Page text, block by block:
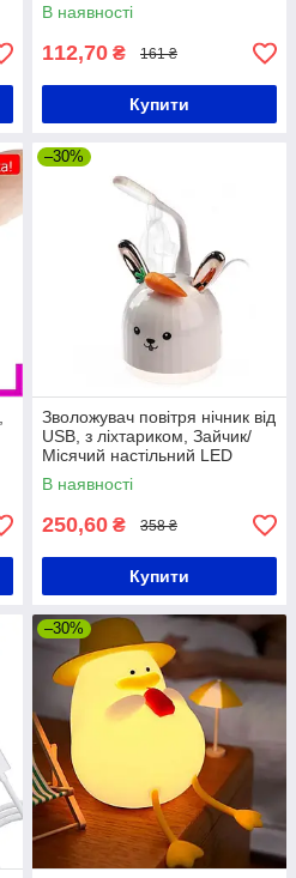
В наявності
112,70 ₴ 161 ₴
Купити
–30%
Зволожувач повітря нічник від
USB, з ліхтариком, Зайчик/
Місячий настільний LED
нічник
В наявності
250,60 ₴ 358 ₴
Купити
–30%